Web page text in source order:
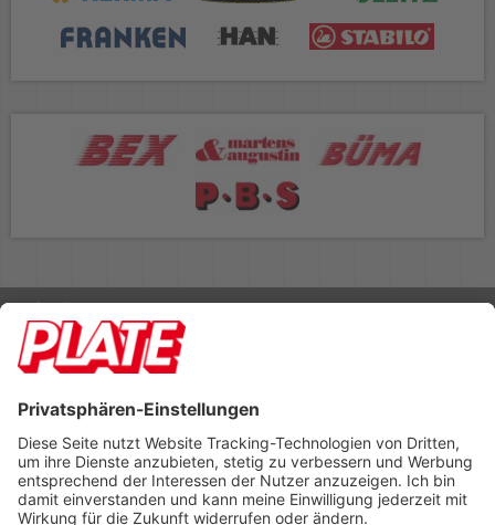
Rufen Sie uns an 04298 401-0
Lieferbedingungen Impressum
Footer anzeigen
PLATE Büromaterial Vertriebs GmbH
Hilligenwarf 5